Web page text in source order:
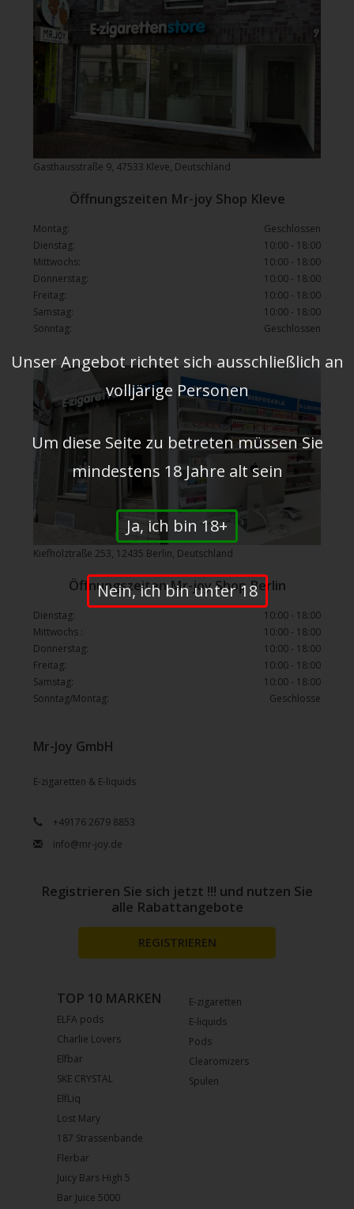
Mr-Joy GmbH
E-zigaretten & E-liquids
+49176 2679 8853
info@mr-joy.de
Gasthausstraße 9, 47533 Kleve, Deutschland
Kiefholztraße 253, 12435 Berlin, Deutschland
Öffnungszeiten Mr-joy Shop Kleve
Montag:
Geschlossen
Dienstag:
10:00 - 18:00
Mittwochs:
10:00 - 18:00
Donnerstag:
10:00 - 18:00
Freitag:
10:00 - 18:00
Samstag:
10:00 - 18:00
Sonntag:
Geschlossen
Öffnungszeiten Mr-joy Shop Berlin
Dienstag:
10:00 - 18:00
Mittwochs :
10:00 - 18:00
Donnerstag:
10:00 - 18:00
Freitag:
10:00 - 18:00
Samstag:
10:00 - 18:00
Sonntag/Montag:
Geschlosse
E-zigaretten
E-liquids
Pods
Clearomizers
Spulen
TOP 10 MARKEN
ELFA pods
Charlie Lovers
Elfbar
SKE CRYSTAL
ElfLiq
Lost Mary
187 Strassenbande
Flerbar
Juicy Bars High 5
Bar Juice 5000
Registrieren Sie sich jetzt !!! und nutzen Sie
alle Rabattangebote
REGISTRIEREN
Unser Angebot richtet sich ausschließlich an
volljärige Personen
Um diese Seite zu betreten müssen Sie
mindestens 18 Jahre alt sein
Ja, ich bin 18+
Nein, ich bin unter 18